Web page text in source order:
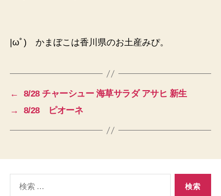
|ωﾟ) かまぼこは香川県のお土産みぴ。
←
8/28 チャーシュー 海草サラダ アサヒ 新生
→
8/28 ピオーネ